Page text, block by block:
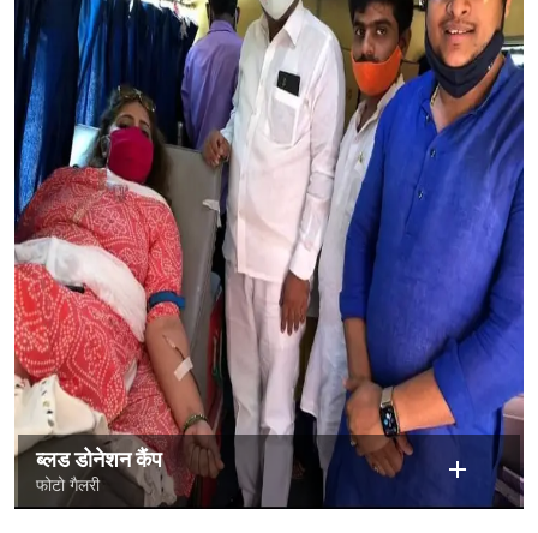
ब्लड डोनेशन कैंप
फोटो गैलरी